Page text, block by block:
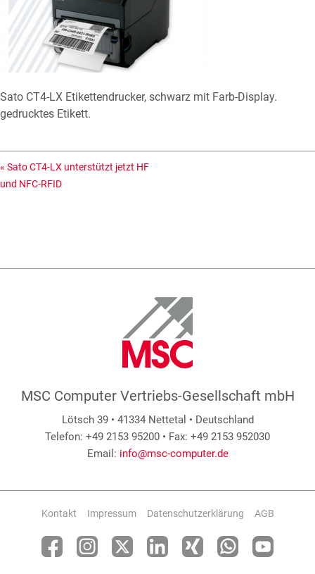
Sato CT4-LX Etikettendrucker, schwarz mit Farb-Display.
gedrucktes Etikett.
« Sato CT4-LX unterstützt jetzt HF
und NFC-RFID
MSC Computer Vertriebs-Gesellschaft mbH
Lötsch 39 • 41334 Nettetal • Deutschland
Telefon: +49 2153 95200 • Fax: +49 2153 952030
Email: info@msc-computer.de
Kontakt Impressum Datenschutzerklärung AGB